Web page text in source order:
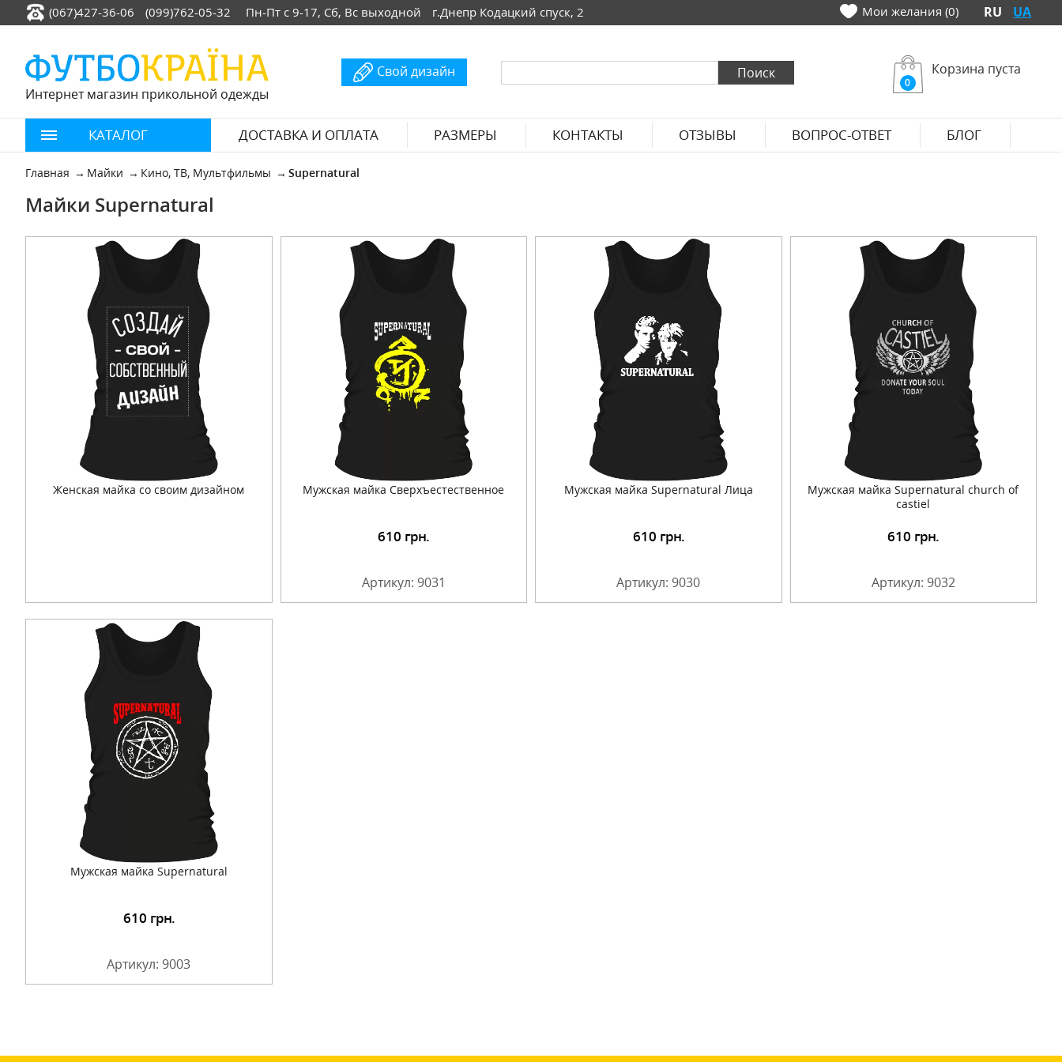
(067)427-36-06 (099)762-05-32 Пн-Пт с 9-17, Сб, Вс выходной г.Днепр Кодацкий спуск, 2 Мои желания (0) RU UA
Интернет магазин прикольной одежды
Свой дизайн
0
Корзина пуста
КАТАЛОГ ДОСТАВКА И ОПЛАТА РАЗМЕРЫ КОНТАКТЫ ОТЗЫВЫ ВОПРОС-ОТВЕТ БЛОГ
Главная Майки Кино, ТВ, Мультфильмы Supernatural
Майки Supernatural
Женская майка со своим дизайном Мужская майка Сверхъестественное
610 грн.
Артикул: 9031
Мужская майка Supernatural Лица
Подробнее 610 грн.
Артикул: 9030
Мужская майка Supernatural church of
castiel
Подробнее 610 грн.
Артикул: 9032
Мужская майка Supernatural
610 грн.
Артикул: 9003